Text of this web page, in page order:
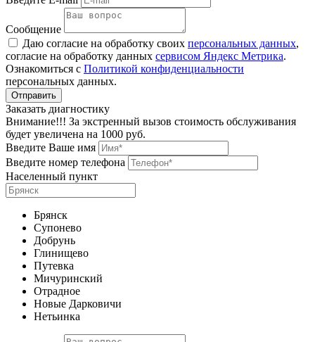
Сообщение
Даю согласие на обработку своих персональных данных,
согласие на обработку данных сервисом Яндекс Метрика.
Ознакомиться с Политикой конфиденциальности
персональных данных.
Заказать диагностику
Внимание!!! За экстренный вызов стоимость обслуживания
будет увеличена на 1000 руб.
Введите Ваше имя
Введите номер телефона
Населенный пункт
Брянск
Супонево
Добрунь
Глинищево
Путевка
Мичуринский
Отрадное
Новые Дарковичи
Нетьинка